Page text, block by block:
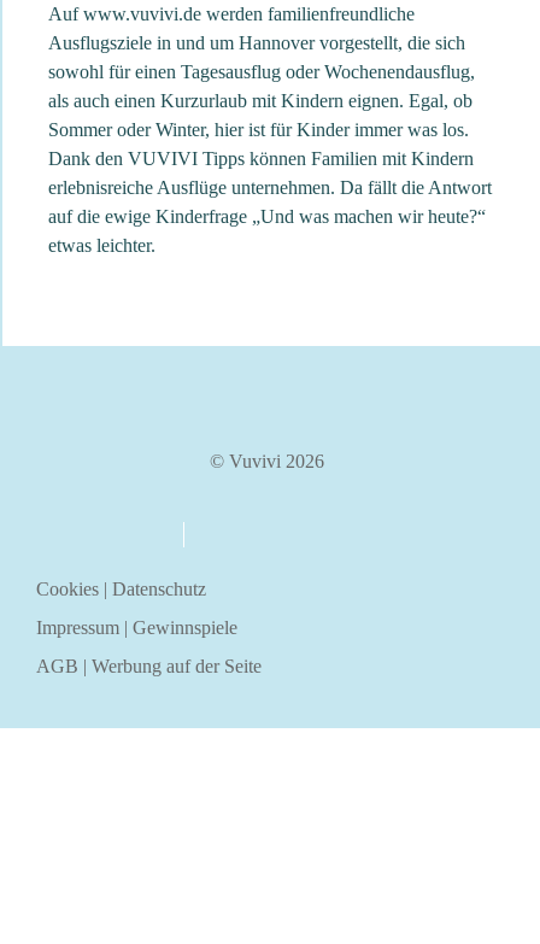
Auf www.vuvivi.de werden familienfreundliche
Ausflugsziele in und um Hannover vorgestellt, die sich
sowohl für einen Tagesausflug oder Wochenendausflug,
als auch einen Kurzurlaub mit Kindern eignen. Egal, ob
Sommer oder Winter, hier ist für Kinder immer was los.
Dank den VUVIVI Tipps können Familien mit Kindern
erlebnisreiche Ausflüge unternehmen. Da fällt die Antwort
auf die ewige Kinderfrage „Und was machen wir heute?“
etwas leichter.
© Vuvivi 2026
Cookies | Datenschutz
Impressum | Gewinnspiele
AGB | Werbung auf der Seite